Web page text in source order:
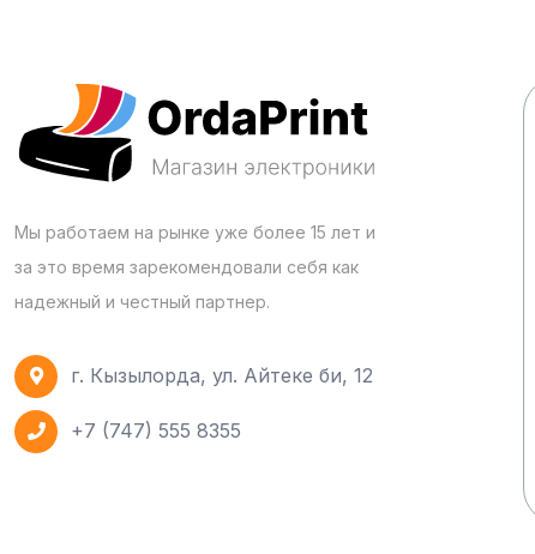
Мы работаем на рынке уже более 15 лет и
за это время зарекомендовали себя как
надежный и честный партнер.
г. Кызылорда, ул. Айтеке би, 12
+7 (747) 555 8355